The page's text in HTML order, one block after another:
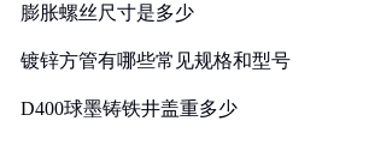
膨胀螺丝尺寸是多少
镀锌方管有哪些常见规格和型号
D400球墨铸铁井盖重多少